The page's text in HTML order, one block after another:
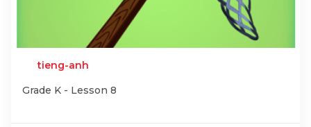
tieng-anh
Grade K - Lesson 8